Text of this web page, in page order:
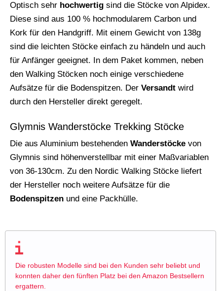
Optisch sehr hochwertig sind die Stöcke von Alpidex.
Diese sind aus 100 % hochmodularem Carbon und
Kork für den Handgriff. Mit einem Gewicht von 138g
sind die leichten Stöcke einfach zu händeln und auch
für Anfänger geeignet. In dem Paket kommen, neben
den Walking Stöcken noch einige verschiedene
Aufsätze für die Bodenspitzen. Der Versandt wird
durch den Hersteller direkt geregelt.
Glymnis Wanderstöcke Trekking Stöcke
Die aus Aluminium bestehenden Wanderstöcke von
Glymnis sind höhenverstellbar mit einer Maßvariablen
von 36-130cm. Zu den Nordic Walking Stöcke liefert
der Hersteller noch weitere Aufsätze für die
Bodenspitzen und eine Packhülle.
Die robusten Modelle sind bei den Kunden sehr beliebt und
konnten daher den fünften Platz bei den Amazon Bestsellern
ergattern.